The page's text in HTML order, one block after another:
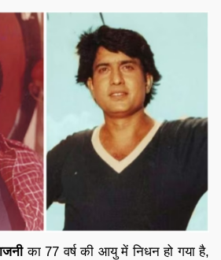
का 77 वर्ष की आयु में निधन हो गया है,